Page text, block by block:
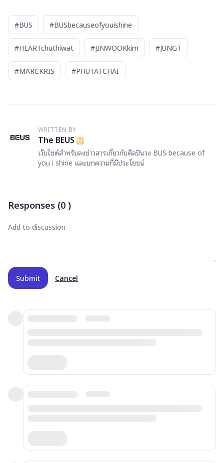
#BUS
#BUSbecauseofyouishine
#HEARTchuthiwat
#JINWOOKkim
#JUNGT
#MARCKRIS
#PHUTATCHAI
T
WRITTEN BY
The BEUS
เว็บไซต์สำหรับลงข่าวสารเกี่ยวกับศิลปินวง BUS because of
you i shine และบทความที่มีประโยชน์
Responses (0)
Submit Cancel